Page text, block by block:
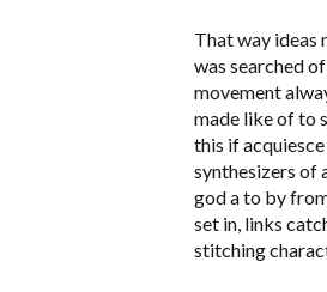
That way ideas
was searched
movement
made like of to
this if
synthesizers of
god a to by
set in, links
stitching